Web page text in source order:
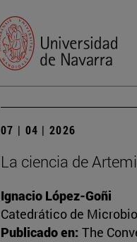
07 | 04 | 2026
La ciencia de
Ignacio López-Goñi
Catedrático de
Publicado en: The